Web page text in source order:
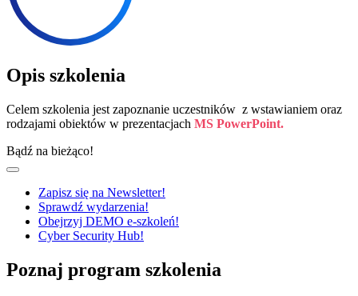
Opis szkolenia
Celem szkolenia jest zapoznanie uczestników z wstawianiem oraz
rodzajami obiektów w prezentacjach MS PowerPoint.
Bądź na bieżąco!
Zapisz się na Newsletter!
Sprawdź wydarzenia!
Obejrzyj DEMO e-szkoleń!
Cyber Security Hub!
Poznaj program szkolenia